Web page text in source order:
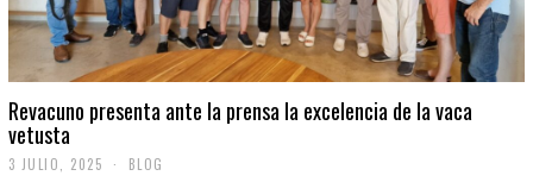
Revacuno presenta ante la prensa la excelencia de la vaca
vetusta
3 JULIO, 2025 BLOG